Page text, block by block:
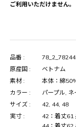
ご利用いただけません。
品番 :
原産国 :
ベトナム
素材 :
本体：綿
カラー :
パープル,
サイズ :
42, 44, 48
実寸 :
42：着丈61